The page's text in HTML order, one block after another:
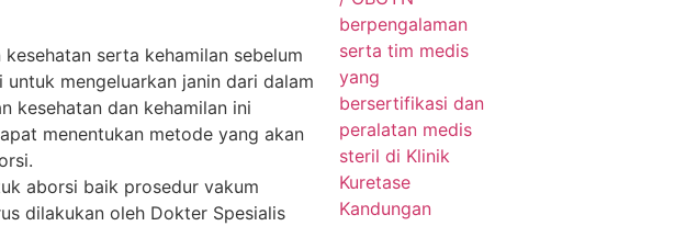
serta kehamilan sebelum
mengeluarkan janin dari dalam
kesehatan dan kehamilan ini
menentukan metode yang akan
aborsi baik prosedur vakum
dilakukan oleh Dokter Spesialis